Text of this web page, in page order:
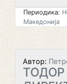
Периодика:
Македонија
Автор: